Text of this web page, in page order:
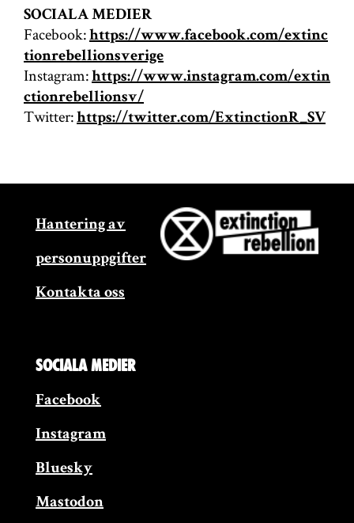
SOCIALA MEDIER
Facebook: https://www.facebook.com/extinc
tionrebellionsverige
Instagram: https://www.instagram.com/extin
ctionrebellionsv/
Twitter: https://twitter.com/ExtinctionR_SV
Hantering av
personuppgifter
Kontakta oss
Sociala medier
Facebook
Instagram
Bluesky
Mastodon